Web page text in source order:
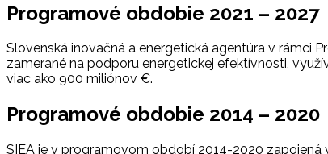
Programové obdobie 2021 – 2027
Slovenská inovačná a energetická agentúra v rámci
zamerané na podporu energetickej efektívnosti,
viac ako 900 miliónov €.
Programové obdobie 2014 – 2020
SIEA je v programovom období 2014-2020